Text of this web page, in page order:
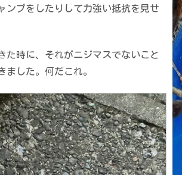
ンプをしたりして力強い抵抗を見せ
た時に、それがニジマスでないこと
ました。何だこれ。